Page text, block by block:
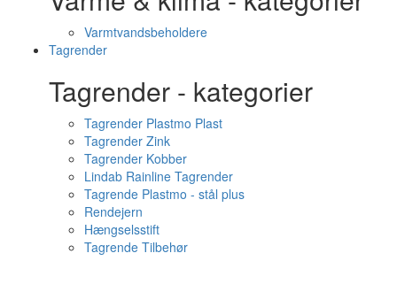
Varmtvandsbeholdere
Tagrender
Tagrender - kategorier
Tagrender Plastmo Plast
Tagrender Zink
Tagrender Kobber
Lindab Rainline Tagrender
Tagrende Plastmo - stål plus
Rendejern
Hængselsstift
Tagrende Tilbehør